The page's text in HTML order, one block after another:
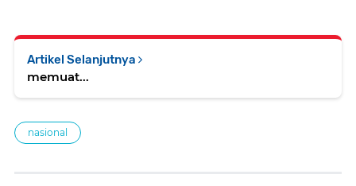
Artikel Selanjutnya
memuat...
nasional